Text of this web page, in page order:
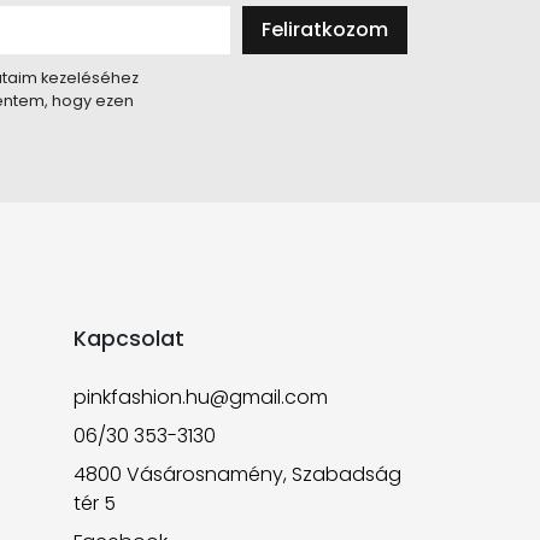
Feliratkozom
kezeléséhez
hogy ezen
Kapcsolat
pinkfashion.hu@gmail.com
06/30 353-3130
4800 Vásárosnamény, Szabadság
tér 5